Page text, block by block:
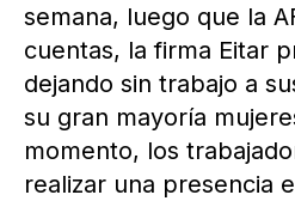
semana, luego que la
cuentas, la firma Eitar
dejando sin trabajo a
su gran mayoría
momento, los
realizar una presencia